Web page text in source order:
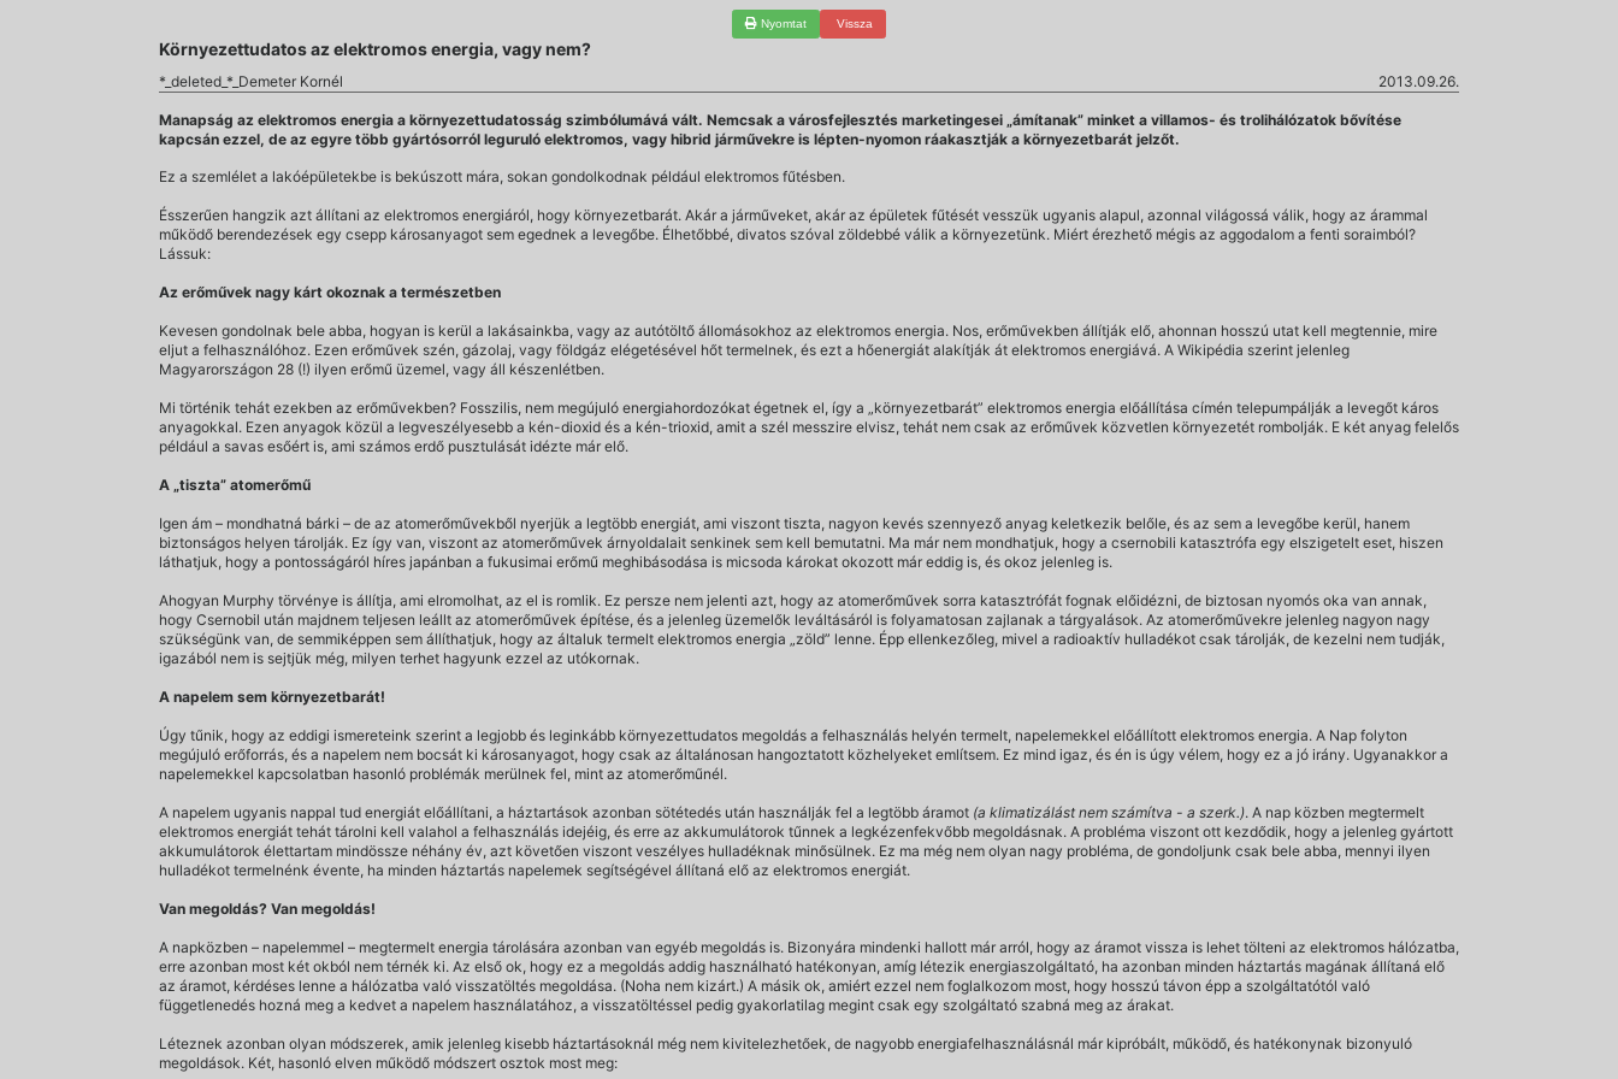
Nyomtat Vissza
Környezettudatos az elektromos energia, vagy nem?
*_deleted_*_Demeter Kornél 2013.09.26.
Manapság az elektromos energia a környezettudatosság szimbólumává vált. Nemcsak a városfejlesztés marketingesei „ámítanak” minket a villamos- és trolihálózatok bővítése
kapcsán ezzel, de az egyre több gyártósorról leguruló elektromos, vagy hibrid járművekre is lépten-nyomon ráakasztják a környezetbarát jelzőt.
Ez a szemlélet a lakóépületekbe is bekúszott mára, sokan gondolkodnak például elektromos fűtésben.
Ésszerűen hangzik azt állítani az elektromos energiáról, hogy környezetbarát. Akár a járműveket, akár az épületek fűtését vesszük ugyanis alapul, azonnal világossá válik, hogy az árammal
működő berendezések egy csepp károsanyagot sem egednek a levegőbe. Élhetőbbé, divatos szóval zöldebbé válik a környezetünk. Miért érezhető mégis az aggodalom a fenti soraimból?
Lássuk:
Az erőművek nagy kárt okoznak a természetben
Kevesen gondolnak bele abba, hogyan is kerül a lakásainkba, vagy az autótöltő állomásokhoz az elektromos energia. Nos, erőművekben állítják elő, ahonnan hosszú utat kell megtennie, mire
eljut a felhasználóhoz. Ezen erőművek szén, gázolaj, vagy földgáz elégetésével hőt termelnek, és ezt a hőenergiát alakítják át elektromos energiává. A Wikipédia szerint jelenleg
Magyarországon 28 (!) ilyen erőmű üzemel, vagy áll készenlétben.
Mi történik tehát ezekben az erőművekben? Fosszilis, nem megújuló energiahordozókat égetnek el, így a „környezetbarát” elektromos energia előállítása címén telepumpálják a levegőt káros
anyagokkal. Ezen anyagok közül a legveszélyesebb a kén-dioxid és a kén-trioxid, amit a szél messzire elvisz, tehát nem csak az erőművek közvetlen környezetét rombolják. E két anyag felelős
például a savas esőért is, ami számos erdő pusztulását idézte már elő.
A „tiszta” atomerőmű
Igen ám – mondhatná bárki – de az atomerőművekből nyerjük a legtöbb energiát, ami viszont tiszta, nagyon kevés szennyező anyag keletkezik belőle, és az sem a levegőbe kerül, hanem
biztonságos helyen tárolják. Ez így van, viszont az atomerőművek árnyoldalait senkinek sem kell bemutatni. Ma már nem mondhatjuk, hogy a csernobili katasztrófa egy elszigetelt eset, hiszen
láthatjuk, hogy a pontosságáról híres japánban a fukusimai erőmű meghibásodása is micsoda károkat okozott már eddig is, és okoz jelenleg is.
Ahogyan Murphy törvénye is állítja, ami elromolhat, az el is romlik. Ez persze nem jelenti azt, hogy az atomerőművek sorra katasztrófát fognak előidézni, de biztosan nyomós oka van annak,
hogy Csernobil után majdnem teljesen leállt az atomerőművek építése, és a jelenleg üzemelők leváltásáról is folyamatosan zajlanak a tárgyalások. Az atomerőművekre jelenleg nagyon nagy
szükségünk van, de semmiképpen sem állíthatjuk, hogy az általuk termelt elektromos energia „zöld” lenne. Épp ellenkezőleg, mivel a radioaktív hulladékot csak tárolják, de kezelni nem tudják,
igazából nem is sejtjük még, milyen terhet hagyunk ezzel az utókornak.
A napelem sem környezetbarát!
Úgy tűnik, hogy az eddigi ismereteink szerint a legjobb és leginkább környezettudatos megoldás a felhasználás helyén termelt, napelemekkel előállított elektromos energia. A Nap folyton
megújuló erőforrás, és a napelem nem bocsát ki károsanyagot, hogy csak az általánosan hangoztatott közhelyeket említsem. Ez mind igaz, és én is úgy vélem, hogy ez a jó irány. Ugyanakkor a
napelemekkel kapcsolatban hasonló problémák merülnek fel, mint az atomerőműnél.
A napelem ugyanis nappal tud energiát előállítani, a háztartások azonban sötétedés után használják fel a legtöbb áramot (a klimatizálást nem számítva - a szerk.). A nap közben megtermelt
elektromos energiát tehát tárolni kell valahol a felhasználás idejéig, és erre az akkumulátorok tűnnek a legkézenfekvőbb megoldásnak. A probléma viszont ott kezdődik, hogy a jelenleg gyártott
akkumulátorok élettartam mindössze néhány év, azt követően viszont veszélyes hulladéknak minősülnek. Ez ma még nem olyan nagy probléma, de gondoljunk csak bele abba, mennyi ilyen
hulladékot termelnénk évente, ha minden háztartás napelemek segítségével állítaná elő az elektromos energiát.
Van megoldás? Van megoldás!
A napközben – napelemmel – megtermelt energia tárolására azonban van egyéb megoldás is. Bizonyára mindenki hallott már arról, hogy az áramot vissza is lehet tölteni az elektromos hálózatba,
erre azonban most két okból nem térnék ki. Az első ok, hogy ez a megoldás addig használható hatékonyan, amíg létezik energiaszolgáltató, ha azonban minden háztartás magának állítaná elő
az áramot, kérdéses lenne a hálózatba való visszatöltés megoldása. (Noha nem kizárt.) A másik ok, amiért ezzel nem foglalkozom most, hogy hosszú távon épp a szolgáltatótól való
függetlenedés hozná meg a kedvet a napelem használatához, a visszatöltéssel pedig gyakorlatilag megint csak egy szolgáltató szabná meg az árakat.
Léteznek azonban olyan módszerek, amik jelenleg kisebb háztartásoknál még nem kivitelezhetőek, de nagyobb energiafelhasználásnál már kipróbált, működő, és hatékonynak bizonyuló
megoldások. Két, hasonló elven működő módszert osztok most meg: